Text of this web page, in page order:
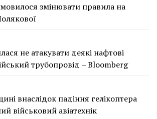
змінювати правила на
не атакувати деякі нафтові
трубопровід – Bloomberg
внаслідок падіння гелікоптера
військовий авіатехнік